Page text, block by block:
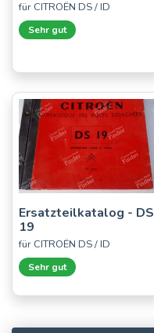
für CITROËN DS / ID
Sehr gut
Ersatzteilkatalog - DS
19
für CITROËN DS / ID
Sehr gut